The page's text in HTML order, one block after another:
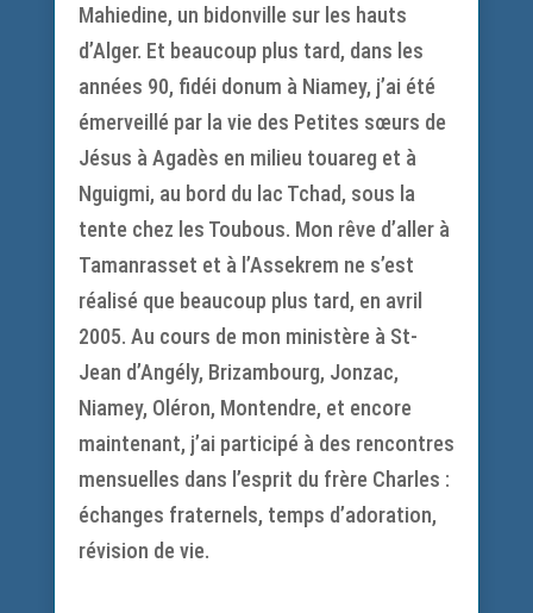
Mahiedine, un bidonville sur les hauts
d’Alger. Et beaucoup plus tard, dans les
années 90, fidéi donum à Niamey, j’ai été
émerveillé par la vie des Petites sœurs de
Jésus à Agadès en milieu touareg et à
Nguigmi, au bord du lac Tchad, sous la
tente chez les Toubous. Mon rêve d’aller à
Tamanrasset et à l’Assekrem ne s’est
réalisé que beaucoup plus tard, en avril
2005. Au cours de mon ministère à St-
Jean d’Angély, Brizambourg, Jonzac,
Niamey, Oléron, Montendre, et encore
maintenant, j’ai participé à des rencontres
mensuelles dans l’esprit du frère Charles :
échanges fraternels, temps d’adoration,
révision de vie.